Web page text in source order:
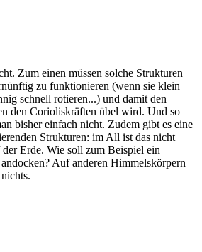
Zum einen müssen solche Strukturen
zu funktionieren (wenn sie klein
schnell rotieren...) und damit den
den Corioliskräften übel wird. Und so
bisher einfach nicht. Zudem gibt es eine
Strukturen: im All ist das nicht
Erde. Wie soll zum Beispiel ein
Auf anderen Himmelskörpern